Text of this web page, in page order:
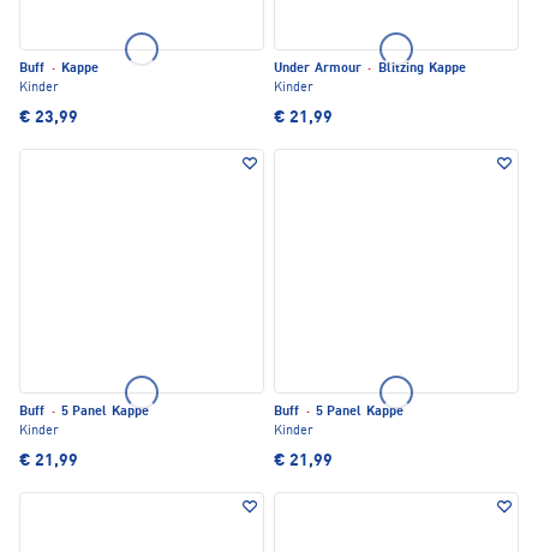
Buff · Kappe
Kinder
€ 23,99
Under Armour ·
Blitzing Kappe
Kinder
€ 21,99
Buff · 5 Panel Kappe
Kinder
€ 21,99
Buff · 5 Panel Kappe
Kinder
€ 21,99